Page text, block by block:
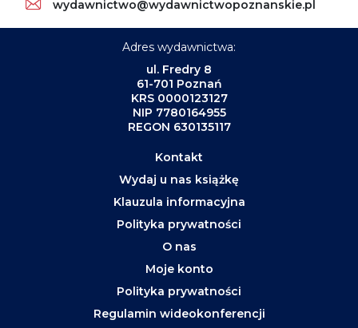
wydawnictwo@wydawnictwopoznanskie.pl
Adres wydawnictwa:
ul. Fredry 8
61-701 Poznań
KRS 0000123127
NIP 7780164955
REGON 630135117
Kontakt
Wydaj u nas książkę
Klauzula informacyjna
Polityka prywatności
O nas
Moje konto
Polityka prywatności
Regulamin wideokonferencji